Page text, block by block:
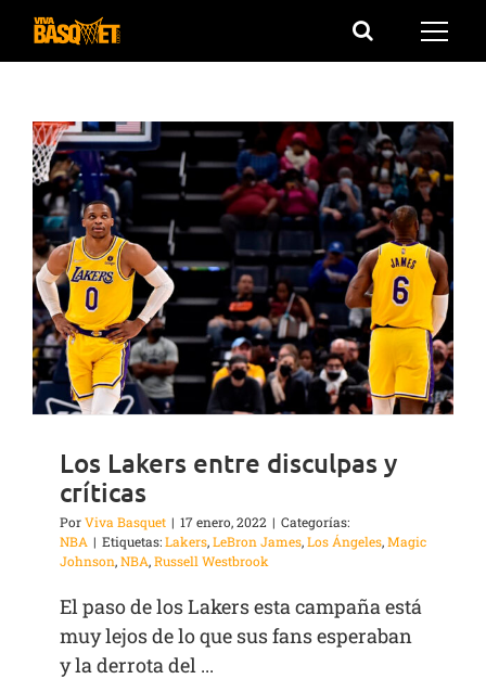
Saltar
Los Lakers entre disculpas y
críticas
PorViva Basquet | 17 enero, 2022 | Categorías:
NBA | Etiquetas:Lakers,LeBron James,Los Ángeles,Magic
Johnson,NBA,Russell Westbrook
El paso de los Lakers esta campaña está
muy lejos de lo que sus fans esperaban
y la derrota del ...